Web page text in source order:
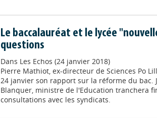
Le baccalauréat et le lycée
questions
Dans Les Echos (24 janvier 2018)
Pierre Mathiot, ex-directeur de Sciences Po
24 janvier son rapport sur la réforme du bac.
Blanquer, ministre de l'Education tranchera
consultations avec les syndicats.